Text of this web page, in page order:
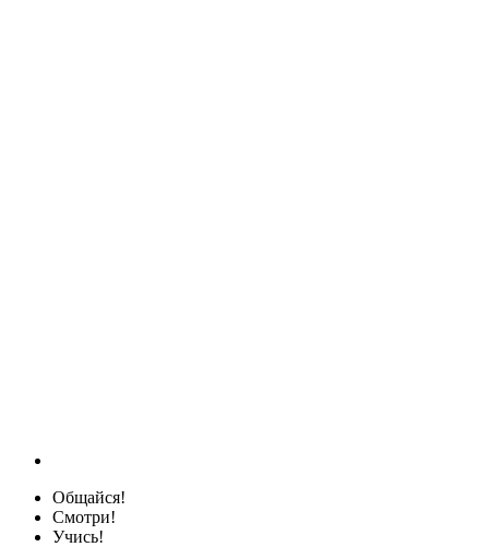
Общайся!
Смотри!
Учись!